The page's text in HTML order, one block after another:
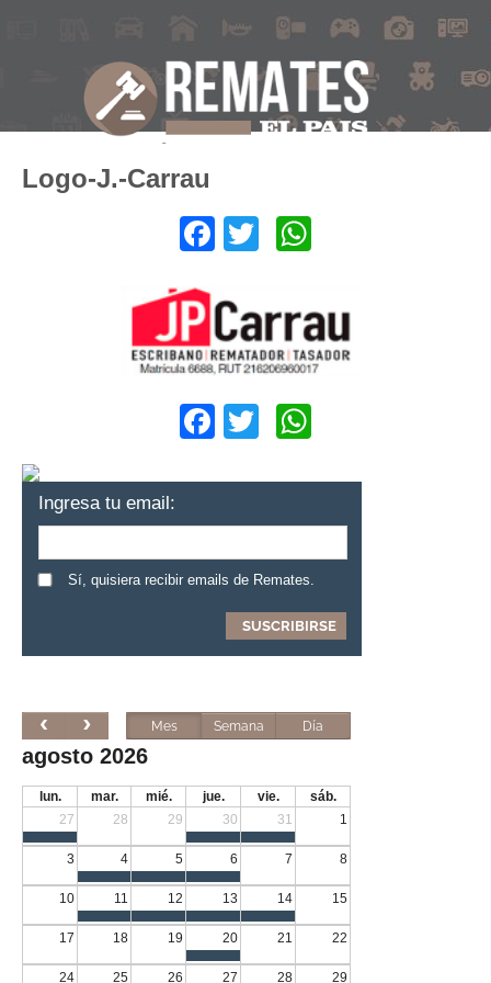
Logo-J.-Carrau
Facebook
Twitter
Facebook
Twitter
Ingresa tu email:
Sí, quisiera recibir emails de Remates.
Mes Semana Día
agosto 2026
lun. mar. mié. jue. vie.
sáb.
27
28 29 30 31 1
3 4 5 6 7 8
10 11 12 13 14 15
17 18 19 20 21 22
24 25 26 27 28 29